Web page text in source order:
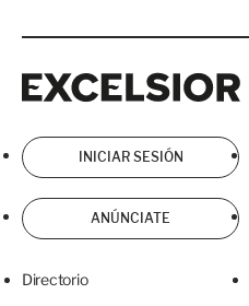
INICIAR SESIÓN
ANÚNCIATE
Directorio